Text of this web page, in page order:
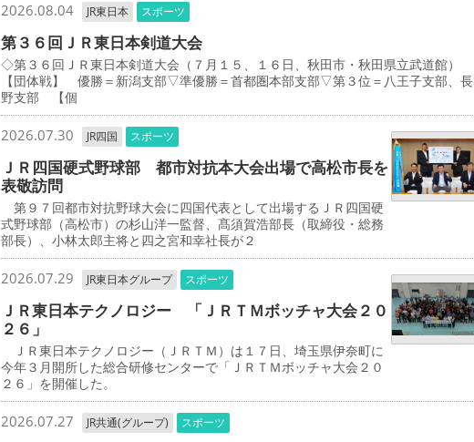
2026.08.04 JR東日本 スポーツ
第３６回ＪＲ東日本剣道大会
◇第３６回ＪＲ東日本剣道大会（７月１５、１６日、秋田市・秋田県立武道館）
【団体戦】 優勝＝新潟支部▽準優勝＝首都圏本部支部▽第３位＝八王子支部、長
野支部 【個
2026.07.30 JR四国 スポーツ
ＪＲ四国硬式野球部 都市対抗本大会出場で高松市長を
表敬訪問
第９７回都市対抗野球大会に四国代表として出場するＪＲ四国硬
式野球部（高松市）の杉山洋一監督、髙須賀浩部長（取締役・総務
部長）、小林太郎主将と四之宮和幸社長が２
2026.07.29 JR東日本グループ スポーツ
ＪＲ東日本テクノロジー 「ＪＲＴＭボッチャ大会２０
２６」
ＪＲ東日本テクノロジー（ＪＲＴＭ）は１７日、埼玉県伊奈町に
今年３月開所した総合研修センターで「ＪＲＴＭボッチャ大会２０
２６」を開催した。
2026.07.27 JR共通(グループ) スポーツ